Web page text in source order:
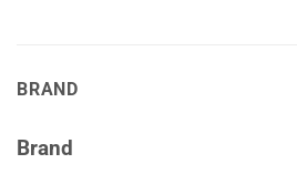
BRAND
Brand